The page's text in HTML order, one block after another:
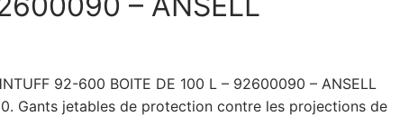
92-600 BOITE DE 100 L – 92600090 – ANSELL
Gants jetables de protection contre les projections de